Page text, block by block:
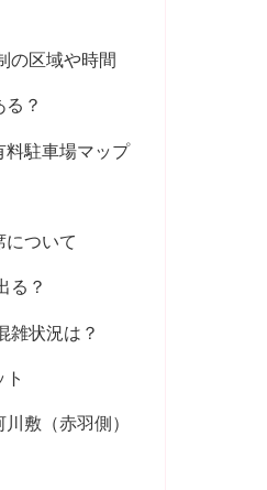
の区域や時間
？
料駐車場マップ
について
る？
雑状況は？
敷（赤羽側）